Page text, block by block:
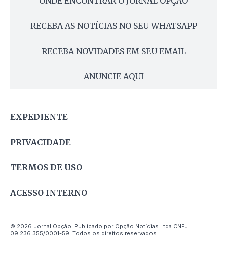
RECEBA AS NOTÍCIAS NO SEU WHATSAPP
RECEBA NOVIDADES EM SEU EMAIL
ANUNCIE AQUI
EXPEDIENTE
PRIVACIDADE
TERMOS DE USO
ACESSO INTERNO
© 2026 Jornal Opção. Publicado por Opção Notícias Ltda CNPJ
09.236.355/0001-59. Todos os direitos reservados.